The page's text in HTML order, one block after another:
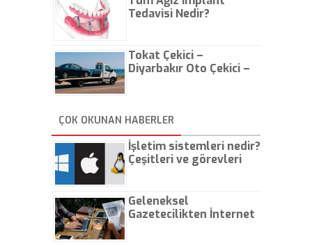
Tedavisi Nedir?
Tokat Çekici –
Diyarbakır Oto Çekici –
ÇOK OKUNAN HABERLER
İşletim sistemleri nedir?
Çeşitleri ve görevleri
Geleneksel
Gazetecilikten İnternet